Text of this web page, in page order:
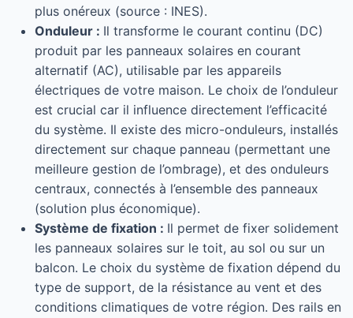
plus onéreux (source : INES).
Onduleur : Il transforme le courant continu (DC)
produit par les panneaux solaires en courant
alternatif (AC), utilisable par les appareils
électriques de votre maison. Le choix de l’onduleur
est crucial car il influence directement l’efficacité
du système. Il existe des micro-onduleurs, installés
directement sur chaque panneau (permettant une
meilleure gestion de l’ombrage), et des onduleurs
centraux, connectés à l’ensemble des panneaux
(solution plus économique).
Système de fixation : Il permet de fixer solidement
les panneaux solaires sur le toit, au sol ou sur un
balcon. Le choix du système de fixation dépend du
type de support, de la résistance au vent et des
conditions climatiques de votre région. Des rails en